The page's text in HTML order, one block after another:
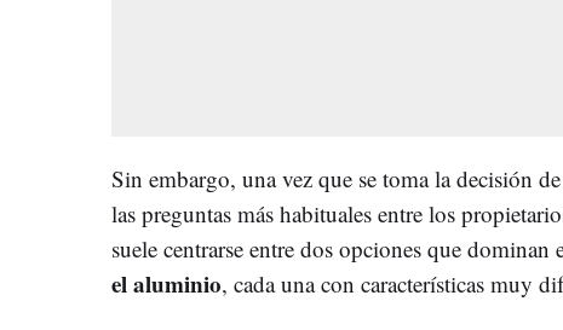
Sin embargo, una vez que se toma la decisión
las preguntas más habituales entre los
suele centrarse entre dos opciones que dominan
el aluminio, cada una con características muy